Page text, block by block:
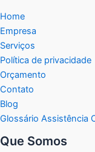
Home
Empresa
Serviços
Política de privacidade
Orçamento
Contato
Blog
Glossário Assistência
Que Somos